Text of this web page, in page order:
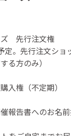
先行注文権
定。先行注文ショ
る方のみ）
入権（不定期）
告書へのお名前